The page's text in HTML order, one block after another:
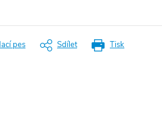
Tisk
pes Sdílet